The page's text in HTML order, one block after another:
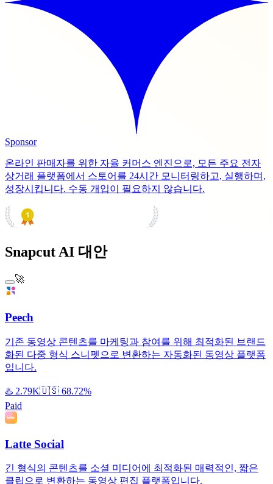
Sponsor
온라인 판매자를 위한 자율 커머스 엔진으로, 모든 주요 전자
상거래 플랫폼에서 스토어를 24시간 모니터링하고, 실행하며,
성장시킵니다. 수동 개입이 필요하지 않습니다.
Snapcut AI 대안
🚀
Peech
기존 동영상 콘텐츠를 마케팅과 참여를 위해 최적화된 브랜드
화된 다중 형식 스니펫으로 변환하는 자동화된 동영상 플랫폼
입니다.
♨️ 2.79K🇺🇸 68.72%
Paid
Latte Social
긴 형식의 콘텐츠를 소셜 미디어에 최적화된 매력적인, 짧은
클립으로 변환하는 동영상 편집 플랫폼입니다.